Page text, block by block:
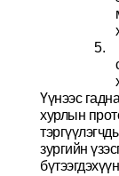
5.
Үүнээс
хурлын
зургийн